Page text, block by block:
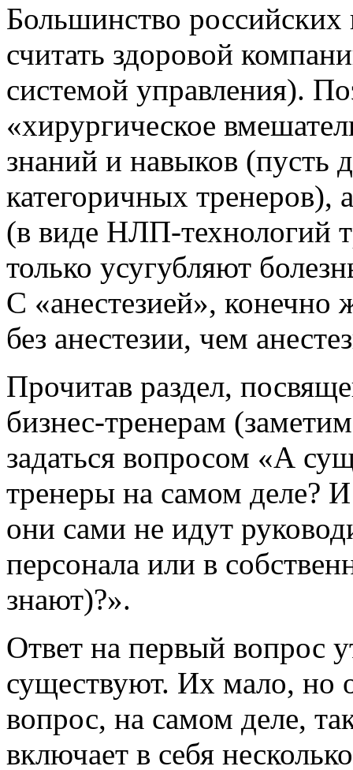
Большинство
считать здоровой
системой управления).
«хирургическое
знаний и навыков (пусть
категоричных тренеров),
(в виде НЛП-технологий
только усугубляют
С «анестезией»,
без анестезии, чем
Прочитав раздел,
бизнес-тренерам
задаться вопросом «А
тренеры на самом деле?
они сами не идут
персонала или в
знают)?».
Ответ на первый вопрос
существуют. Их мало, но
вопрос, на самом деле,
включает в себя